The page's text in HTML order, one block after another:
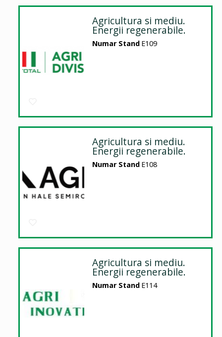
Agricultura si mediu.
Energii regenerabile.
Numar Stand E109
Agricultura si mediu.
Energii regenerabile.
Numar Stand E108
Agricultura si mediu.
Energii regenerabile.
Numar Stand E114